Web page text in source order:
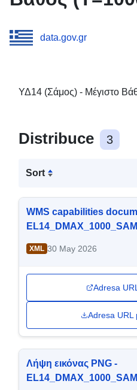
data.gov.gr
ΥΔ14 (Σάμος) - Μέγιστο
Distribuce 3
Sort
WMS capabilities
XML 30 May 2026
Adresa
Adresa URL
Λήψη εικόνας PNG -